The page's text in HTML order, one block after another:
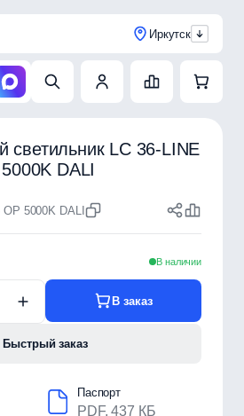
Иркутск
светильник LC 36-LINE
DALI
OP 5000K DALI
В наличии
В заказ
Быстрый заказ
Паспорт
PDF, 437 КБ